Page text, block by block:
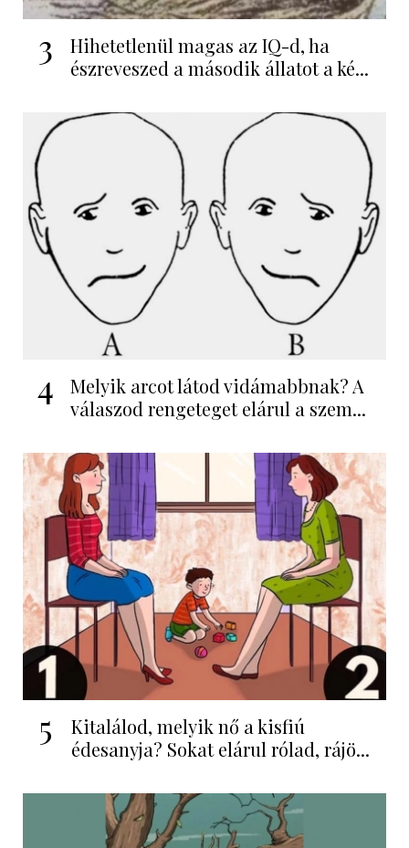
3
Hihetetlenül magas az IQ-d, ha
észreveszed a második állatot a ké...
4
Melyik arcot látod vidámabbnak? A
válaszod rengeteget elárul a szem...
5
Kitalálod, melyik nő a kisfiú
édesanyja? Sokat elárul rólad, rájö...